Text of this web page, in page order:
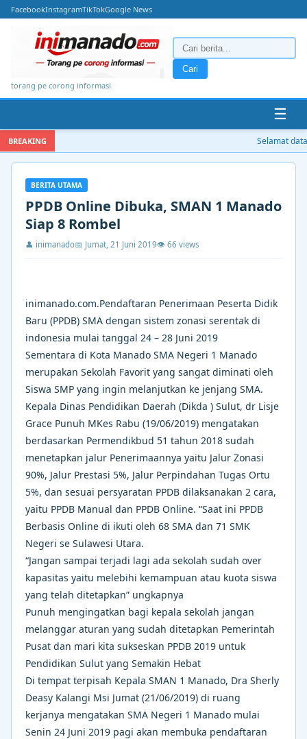
FacebookInstagramTikTokGoogle News
torang pe corong informasi
Cari
☰
BREAKING Selamat
BERITA UTAMA
PPDB Online Dibuka, SMAN 1 Manado
Siap 8 Rombel
👤 inimanado📅 Jumat, 21 Juni 2019👁 66 views
inimanado.com.Pendaftaran Penerimaan Peserta Didik
Baru (PPDB) SMA dengan sistem zonasi serentak di
indonesia mulai tanggal 24 – 28 Juni 2019
Sementara di Kota Manado SMA Negeri 1 Manado
merupakan Sekolah Favorit yang sangat diminati oleh
Siswa SMP yang ingin melanjutkan ke jenjang SMA.
Kepala Dinas Pendidikan Daerah (Dikda ) Sulut, dr Lisje
Grace Punuh MKes Rabu (19/06/2019) mengatakan
berdasarkan Permendikbud 51 tahun 2018 sudah
menetapkan jalur Penerimaannya yaitu Jalur Zonasi
90%, Jalur Prestasi 5%, Jalur Perpindahan Tugas Ortu
5%, dan sesuai persyaratan PPDB dilaksanakan 2 cara,
yaitu PPDB Manual dan PPDB Online. “Saat ini PPDB
Berbasis Online di ikuti oleh 68 SMA dan 71 SMK
Negeri se Sulawesi Utara.
“Jangan sampai terjadi lagi ada sekolah sudah over
kapasitas yaitu melebihi kemampuan atau kuota siswa
yang telah ditetapkan” ungkapnya
Punuh mengingatkan bagi kepala sekolah jangan
melanggar aturan yang sudah ditetapkan Pemerintah
Pusat dan mari kita sukseskan PPDB 2019 untuk
Pendidikan Sulut yang Semakin Hebat
Di tempat terpisah Kepala SMAN 1 Manado, Dra Sherly
Deasy Kalangi Msi Jumat (21/06/2019) di ruang
kerjanya mengatakan SMA Negeri 1 Manado mulai
Senin 24 Juni 2019 pagi akan membuka pendaftaran